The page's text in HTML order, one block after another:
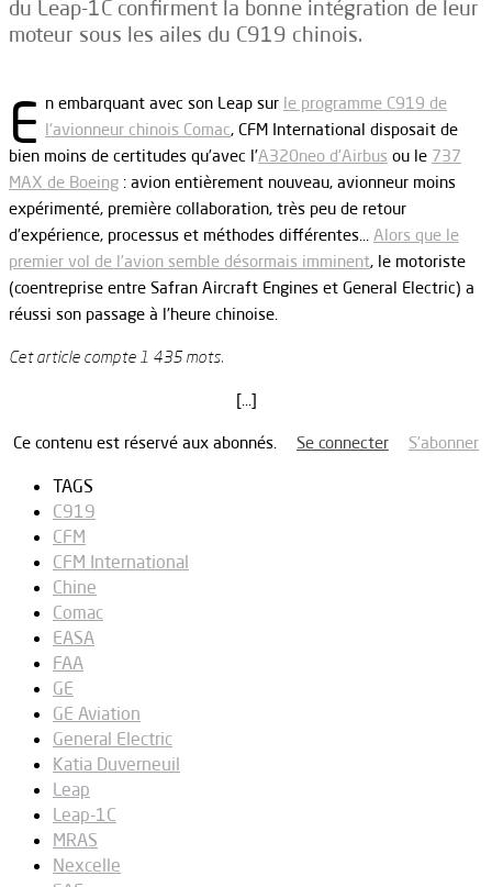
du Leap-1C confirment la bonne intégration de leur
moteur sous les ailes du C919 chinois.
E n embarquant avec son Leap sur le programme C919 de
l’avionneur chinois Comac, CFM International disposait de
bien moins de certitudes qu’avec l’A320neo d’Airbus ou le 737
MAX de Boeing : avion entièrement nouveau, avionneur moins
expérimenté, première collaboration, très peu de retour
d’expérience, processus et méthodes différentes… Alors que le
premier vol de l’avion semble désormais imminent, le motoriste
(coentreprise entre Safran Aircraft Engines et General Electric) a
réussi son passage à l’heure chinoise.
Cet article compte 1 435 mots.
[…]
Ce contenu est réservé aux abonnés. Se connecter S’abonner
TAGS
C919
CFM
CFM International
Chine
Comac
EASA
FAA
GE
GE Aviation
General Electric
Katia Duverneuil
Leap
Leap-1C
MRAS
Nexcelle